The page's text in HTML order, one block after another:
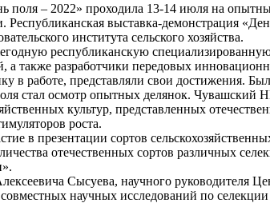
– 2022» проходила 13-14 июля на
выставка-демонстрация
института сельского хозяйства.
республиканскую
а также разработчики передовых
в работе, представляли свои достижения.
стал осмотр опытных делянок.
культур, представленных
роста.
в презентации сортов
отечественных сортов различных
Сысуева, научного руководителя
научных исследований по